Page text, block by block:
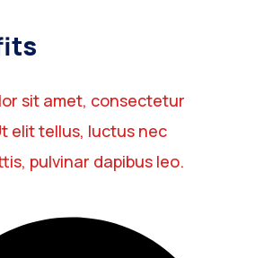
sit amet, consectetur
elit tellus, luctus nec
pulvinar dapibus leo.